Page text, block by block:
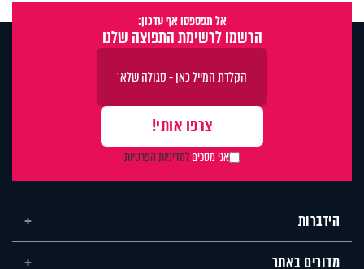
אל תפספסו אף עדכון:
הרשמו לרשימת התפוצה שלנו
אני מסכיםלמדיניות הפרטיות
הידברות
מדורים באתר